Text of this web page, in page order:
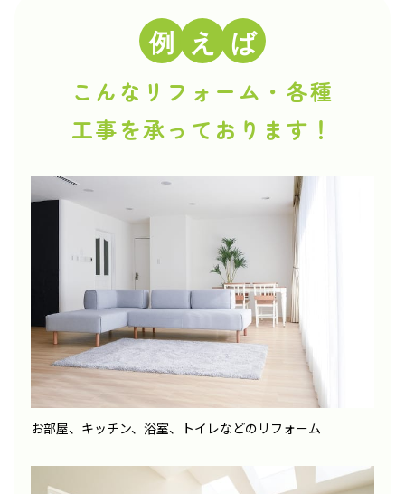
こんなリフォーム・各種
工事を承っております！
お部屋、キッチン、浴室、トイレなどのリフォーム